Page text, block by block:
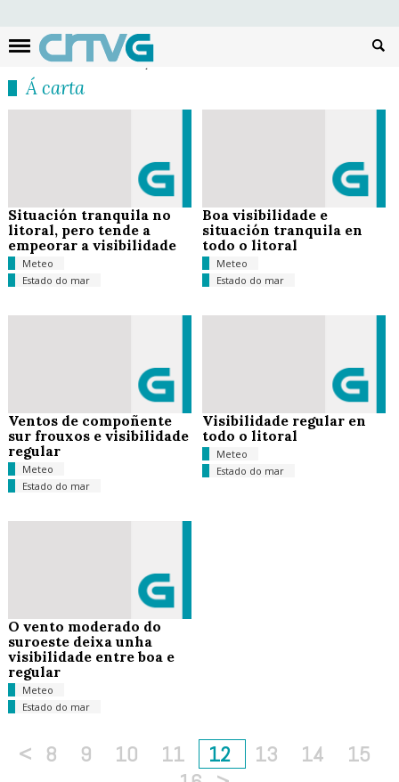
Á carta
Situación tranquila no
litoral, pero tende a
empeorar a visibilidade
Meteo
Estado do mar
Boa visibilidade e
situación tranquila en
todo o litoral
Meteo
Estado do mar
Ventos de compoñente
sur frouxos e visibilidade
regular
Meteo
Estado do mar
Visibilidade regular en
todo o litoral
Meteo
Estado do mar
O vento moderado do
suroeste deixa unha
visibilidade entre boa e
regular
Meteo
Estado do mar
< 8 9 10 11 12 13 14
15